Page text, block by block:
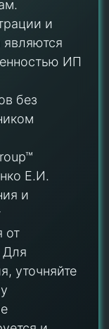
и
являются
ИП
без
Е.И.
и
от
Для
уточняйте